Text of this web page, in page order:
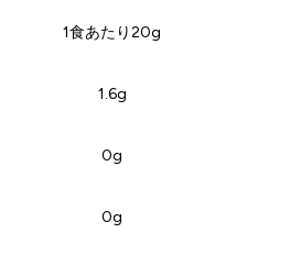
1食あたり20g
1.6g
0g
0g